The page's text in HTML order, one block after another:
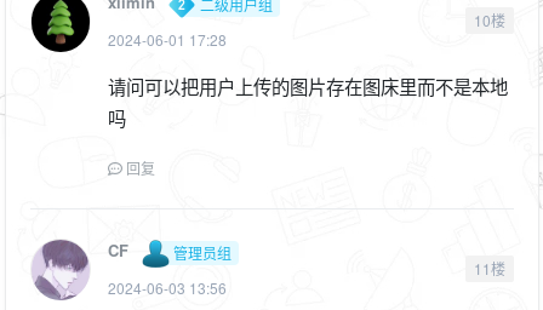
2024-06-01 17:28
10楼
请问可以把用户上传的图片存在图床里而不是本地
吗
回复
CF
管理员组
2024-06-03 13:56
11楼